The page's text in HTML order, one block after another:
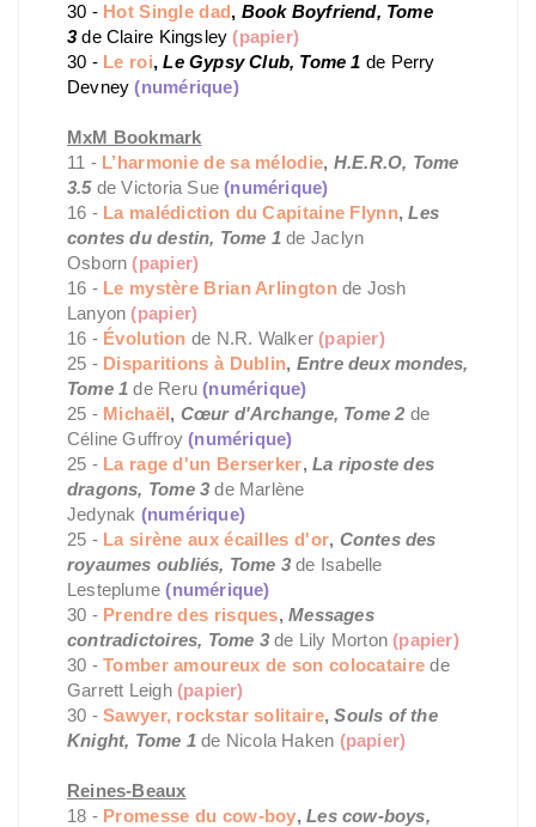
30 - Hot Single dad, Book Boyfriend, Tome
3de Claire Kingsley (papier)
30 - Le roi,Le Gypsy Club, Tome 1 de Perry
Devney(numérique)
MxM Bookmark
11 - L’harmonie de sa mélodie, H.E.R.O, Tome
3.5de Victoria Sue(numérique)
16 - La malédiction du Capitaine Flynn,Les
contes du destin, Tome 1 de Jaclyn
Osborn (papier)
16 - Le mystère Brian Arlingtonde Josh
Lanyon (papier)
16 - Évolution de N.R. Walker (papier)
25 - Disparitions à Dublin, Entre deux mondes,
Tome 1de Reru(numérique)
25 - Michaël, Cœur d'Archange, Tome 2 de
Céline Guffroy(numérique)
25 - La rage d'un Berserker,La riposte des
dragons, Tome 3de Marlène
Jedynak (numérique)
25 - La sirène aux écailles d'or, Contes des
royaumes oubliés, Tome 3de Isabelle
Lesteplume(numérique)
30 - Prendre des risques,Messages
contradictoires, Tome 3 de Lily Morton (papier)
30 -Tomber amoureux de son colocataire de
Garrett Leigh (papier)
30 -Sawyer, rockstar solitaire, Souls of the
Knight, Tome 1de Nicola Haken (papier)
Reines-Beaux
18 - Promesse du cow-boy,Les cow-boys,